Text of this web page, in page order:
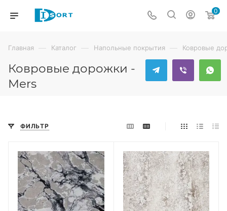
0
Главная — Каталог — Напольные покрытия — Ковровые
Ковровые дорожки -
Mers
ФИЛЬТР